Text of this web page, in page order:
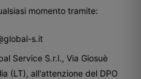
momento tramite:
s.it
Service S.r.l., Via Giosuè
(LT), all'attenzione del DPO